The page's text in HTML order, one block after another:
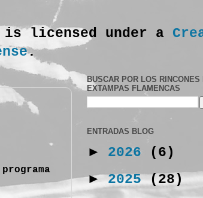
is licensed under a
.
BUSCAR POR LOS RINCONES
EXTAMPAS FLAMENCAS
ENTRADAS BLOG
► 2026 (6)
►2025(28)